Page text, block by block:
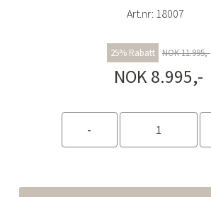
Art.nr: 18007
25% Rabatt NOK 11.995,-
NOK 8.995,-